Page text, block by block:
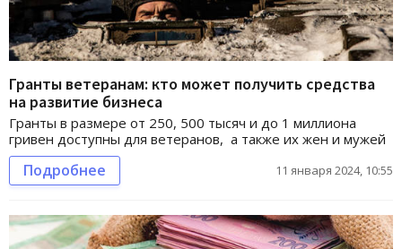
Гранты ветеранам: кто может получить средства
на развитие бизнеса
Гранты в размере от 250, 500 тысяч и до 1 миллиона
гривен доступны для ветеранов, а также их жен и мужей
Подробнее 11 января 2024, 10:55